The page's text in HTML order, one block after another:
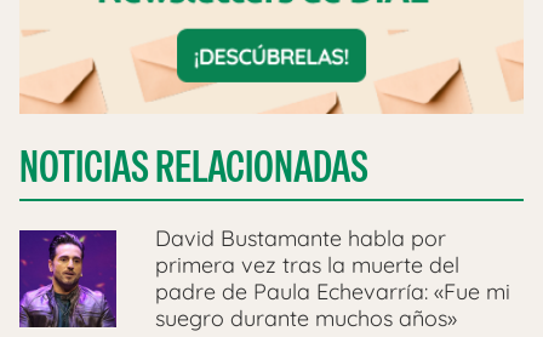
NOTICIAS RELACIONADAS
David Bustamante habla por
primera vez tras la muerte del
padre de Paula Echevarría: «Fue mi
suegro durante muchos años»